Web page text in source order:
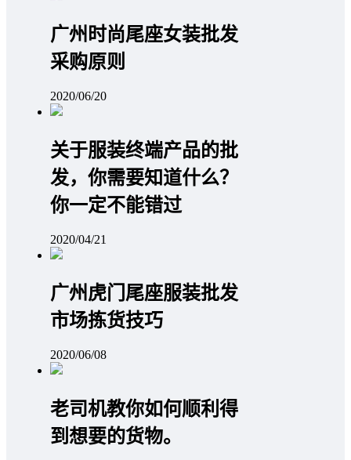
广州时尚尾座女装批发
采购原则
2020/06/20
关于服装终端产品的批
发，你需要知道什么？
你一定不能错过
2020/04/21
广州虎门尾座服装批发
市场拣货技巧
2020/06/08
老司机教你如何顺利得
到想要的货物。